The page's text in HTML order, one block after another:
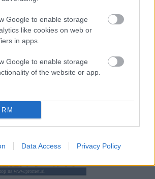
Google to enable storage
like cookies on web or
in apps.
Google to enable storage
of the website or app.
Data Access Privacy Policy
- stanje na cestah 30s
na www.promet.si